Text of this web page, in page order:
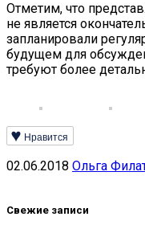
Отметим, что
не является
запланировали
будущем для
требуют более
Нравится
02.06.2018 Ольга
Свежие записи